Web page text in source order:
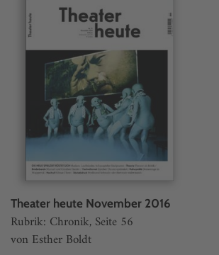
Theater heute November 2016
Rubrik: Chronik, Seite 56
von Esther Boldt